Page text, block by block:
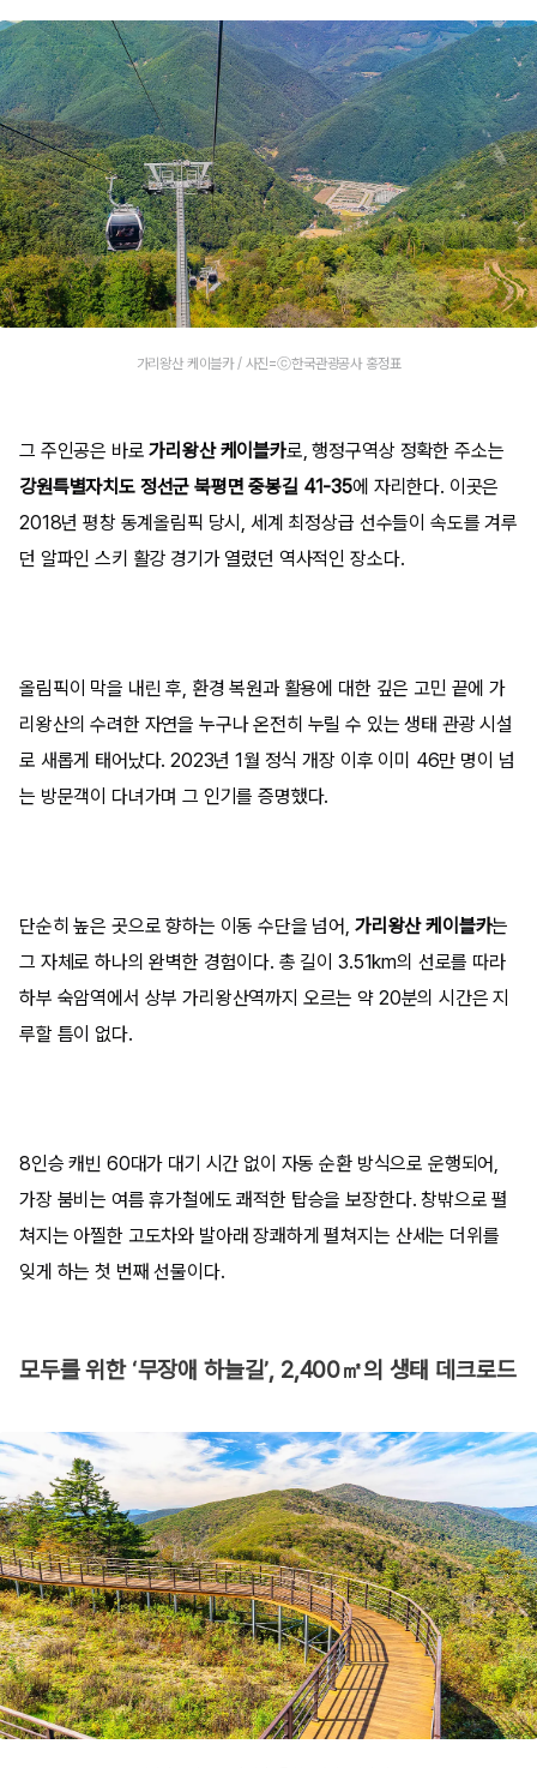
가리왕산 케이블카 / 사진=ⓒ한국관광공사 홍정표
그 주인공은 바로가리왕산 케이블카로, 행정구역상 정확한 주소는
강원특별자치도 정선군 북평면 중봉길 41-35에 자리한다. 이곳은
2018년 평창 동계올림픽 당시, 세계 최정상급 선수들이 속도를 겨루
던 알파인 스키 활강 경기가 열렸던 역사적인 장소다.
올림픽이 막을 내린 후, 환경 복원과 활용에 대한 깊은 고민 끝에 가
리왕산의 수려한 자연을 누구나 온전히 누릴 수 있는 생태 관광 시설
로 새롭게 태어났다. 2023년 1월 정식 개장 이후 이미 46만 명이 넘
는 방문객이 다녀가며 그 인기를 증명했다.
단순히 높은 곳으로 향하는 이동 수단을 넘어, 가리왕산 케이블카는
그 자체로 하나의 완벽한 경험이다. 총 길이 3.51km의 선로를 따라
하부 숙암역에서 상부 가리왕산역까지 오르는 약 20분의 시간은 지
루할 틈이 없다.
8인승 캐빈 60대가 대기 시간 없이 자동 순환 방식으로 운행되어,
가장 붐비는 여름 휴가철에도 쾌적한 탑승을 보장한다. 창밖으로 펼
쳐지는 아찔한 고도차와 발아래 장쾌하게 펼쳐지는 산세는 더위를
잊게 하는 첫 번째 선물이다.
모두를 위한 ‘무장애 하늘길’, 2,400㎡의 생태 데크로드